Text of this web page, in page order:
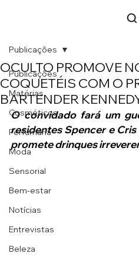
Publicações
Matérias
Cosméticos
Perfumaria
Moda
Sensorial
Bem-estar
Notícias
Entrevistas
Beleza
Publicações
OCULTO PROMOVE
COQUETÉIS COM O
BARTENDER
O convidado fará um
residentes Spencer e
promete drinques